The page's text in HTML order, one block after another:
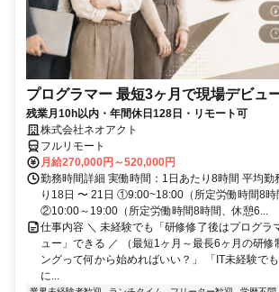
プログラマー 最短3ヶ月で現場デビュ
残業月10h以内・年間休日128日・リモート可
株式会社ネオアクト
フルリモート
月給270,000円～520,000円
勤務時間詳細 実働時間：1日あたり8時間 平均勤
り18日 〜 21日 ①9:00~18:00（所定労働時間8時
②10:00～19:00（所定労働時間8時間、休憩6...
仕事内容 ＼ 未経験でも「研修修了後はプログラ
ュー」できる ／ （最短1ヶ月～最長6ヶ月の研修
ングって何から始めればいい？」 「IT未経験で
に...